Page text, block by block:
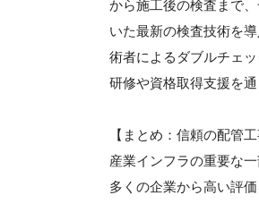
から施工後の検査まで
いた最新の検査技術を
術者によるダブルチェ
研修や資格取得支援を
【まとめ：信頼の配管
産業インフラの重要な
多くの企業から高い評